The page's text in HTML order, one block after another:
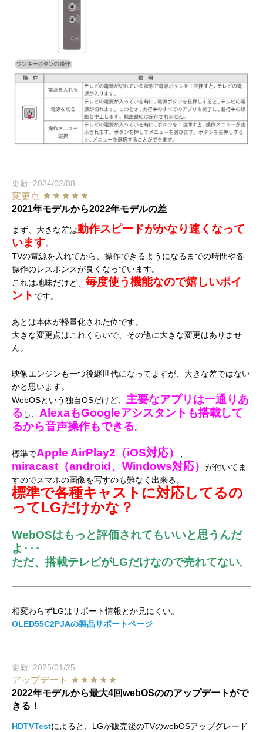
更新: 2024/02/08
変更点
2021年モデルから2022年モデルの差
まず、大きな差は動作スピードがかなり速くなって
います。
TVの電源を入れてから、操作できるようになるまでの時間や各
操作のレスポンスが良くなっています。
これは地味だけど、 毎度使う機能なので嬉しいポイ
ント です。
あとは本体が軽量化された位です。
大きな変更点はこれくらいで、その他に大きな変更はありませ
ん。
映像エンジンも一つ後継世代になってますが、大きな差ではない
かと思います。
WebOSという独自OSだけど、 主要なアプリは一通りあ
る し、 AlexaもGoogleアシスタントも搭載して
るから音声操作もできる。
標準でApple AirPlay2（iOS対応）
miracast（android、Windows対応）
が付いてま
すのでスマホの画像を写すのも難なく出来る。
標準で各種キャストに対応してるの
ってLGだけかな？
WebOSはもっと評価されてもいいと思うんだ
よ･･･
ただ、搭載テレビがLGだけなので売れてない。
相変わらずLGはサポート情報とか見にくい。
OLED55C2PJAの製品サポートページ
更新: 2025/01/25
アップデート
2022年モデルから最大4回webOSののアップデートがで
きる！
HDTVTestによると、LGが販売後のTVのwebOSアップグレード